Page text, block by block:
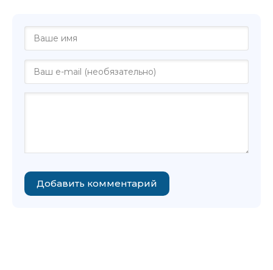
Добавить комментарий